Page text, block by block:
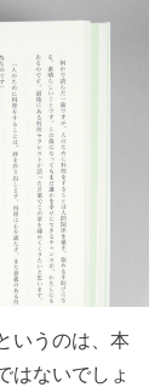
いうのは、本
はないでしょ